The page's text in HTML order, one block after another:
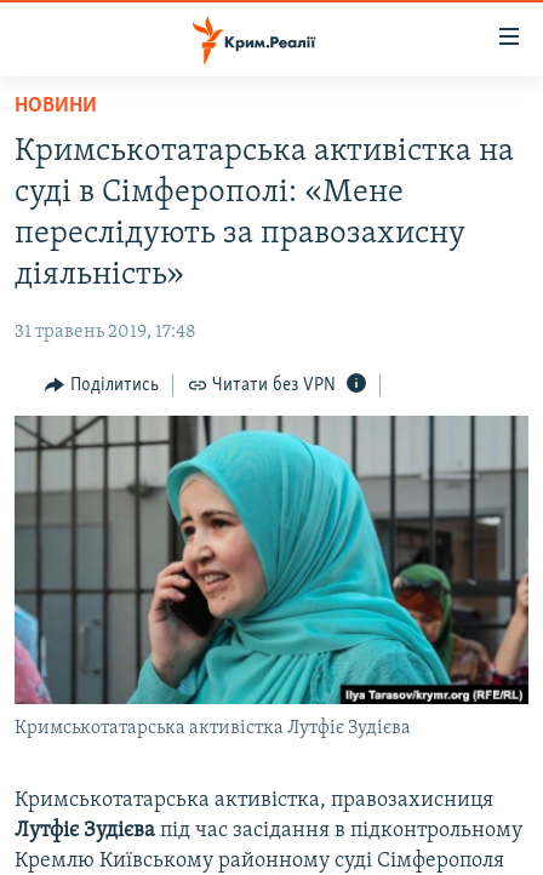
Перейти
основного
матеріалу
Перейти
до
основної
Перейти
пошуку
ВОДА.КРИМ
ВІДЕО ТА ФОТО
ПОЛІТИКА
ПОГЛЯД
ІНТЕРВ'Ю
ВСЕ ЗА ДЕНЬ
СПЕЦПРОЕКТИ
ДЕПОРТАЦІЯ
ВІДЕОУРОКИ «ELIFBE»
СВІДЧЕННЯ ОКУПАЦІЇ
УКРАЇНСЬКА ПРОБЛЕМА КРИМУ
ІНФОГРАФІКА
ЯК ОБІЙТИ БЛОКУВАННЯ
Русский
Qırımtatar
ДОЛУЧАЙСЯ!
Усі сайти RFE/RL
НОВИНИ
Кримськотатарська активістка на
суді в Сімферополі: «Мене
переслідують за правозахисну
діяльність»
31 травень 2019, 17:48
Поділитись Читати без VPN
Кримськотатарська активістка Лутфіє Зудієва
Кримськотатарська активістка, правозахисниця
Лутфіє Зудієва під час засідання в підконтрольному
Кремлю Київському районному суді Сімферополя